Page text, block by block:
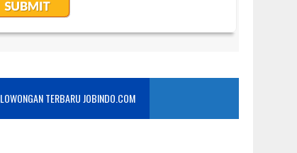
LOWONGAN TERBARU JOBINDO.COM